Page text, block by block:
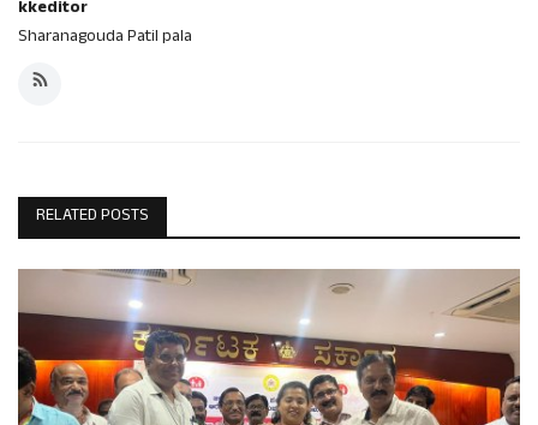
kkeditor
Sharanagouda Patil pala
RELATED POSTS